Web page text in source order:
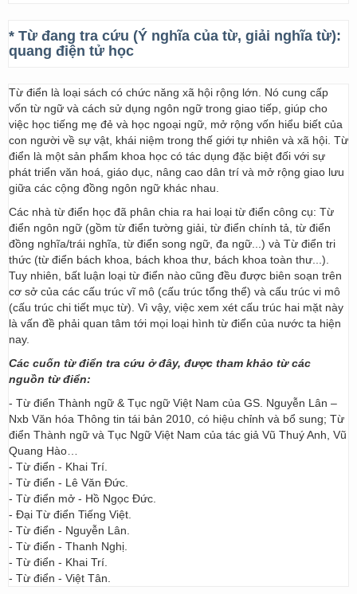
* Từ đang tra cứu (Ý nghĩa của từ, giải nghĩa từ):
quang điện tử học
Từ điển là loại sách có chức năng xã hội rộng lớn. Nó cung cấp
vốn từ ngữ và cách sử dụng ngôn ngữ trong giao tiếp, giúp cho
việc học tiếng mẹ đẻ và học ngoại ngữ, mở rộng vốn hiểu biết của
con người về sự vật, khái niệm trong thế giới tự nhiên và xã hội. Từ
điển là một sản phẩm khoa học có tác dụng đặc biệt đối với sự
phát triển văn hoá, giáo dục, nâng cao dân trí và mở rộng giao lưu
giữa các cộng đồng ngôn ngữ khác nhau.
Các nhà từ điển học đã phân chia ra hai loại từ điển công cụ: Từ
điển ngôn ngữ (gồm từ điển tường giải, từ điển chính tả, từ điển
đồng nghĩa/trái nghĩa, từ điển song ngữ, đa ngữ...) và Từ điển tri
thức (từ điển bách khoa, bách khoa thư, bách khoa toàn thư...).
Tuy nhiên, bất luận loại từ điển nào cũng đều được biên soạn trên
cơ sở của các cấu trúc vĩ mô (cấu trúc tổng thể) và cấu trúc vi mô
(cấu trúc chi tiết mục từ). Vì vậy, việc xem xét cấu trúc hai mặt này
là vấn đề phải quan tâm tới mọi loại hình từ điển của nước ta hiện
nay.
Các cuốn từ điển tra cứu ở đây, được tham khảo từ các
nguồn từ điển:
- Từ điển Thành ngữ & Tục ngữ Việt Nam của GS. Nguyễn Lân –
Nxb Văn hóa Thông tin tái bản 2010, có hiệu chỉnh và bổ sung; Từ
điển Thành ngữ và Tục Ngữ Việt Nam của tác giả Vũ Thuý Anh, Vũ
Quang Hào…
- Từ điển - Khai Trí.
- Từ điển - Lê Văn Đức.
- Từ điển mở - Hồ Ngọc Đức.
- Đại Từ điển Tiếng Việt.
- Từ điển - Nguyễn Lân.
- Từ điển - Thanh Nghị.
- Từ điển - Khai Trí.
- Từ điển - Việt Tân.